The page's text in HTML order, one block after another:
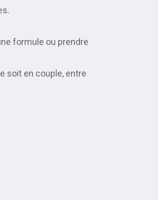
formule ou prendre
soit en couple, entre